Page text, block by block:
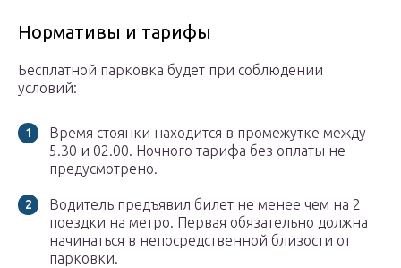
Нормативы и тарифы
Бесплатной парковка будет при соблюдении
условий:
Время стоянки находится в промежутке между
5.30 и 02.00. Ночного тарифа без оплаты не
предусмотрено.
Водитель предъявил билет не менее чем на 2
поездки на метро. Первая обязательно должна
начинаться в непосредственной близости от
парковки.